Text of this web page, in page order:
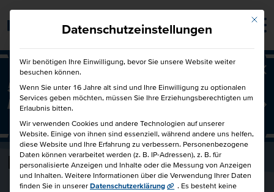
Barrierefrei
50€ für Dich und 50€ für einen
Freund!
Freunde werben Freunde
Ingo Kampka
Mit
Datenschutzeinstellungen
Wir benötigen Ihre Einwilligung, bevor Sie unsere Website weiter
besuchen können.
Wenn Sie unter 16 Jahre alt sind und Ihre Einwilligung zu optionalen
Services geben möchten, müssen Sie Ihre Erziehungsberechtigten um
Erlaubnis bitten.
Wir verwenden Cookies und andere Technologien auf unserer
Website. Einige von ihnen sind essenziell, während andere uns helfen,
diese Website und Ihre Erfahrung zu verbessern. Personenbezogene
Daten können verarbeitet werden (z. B. IP-Adressen), z. B. für
personalisierte Anzeigen und Inhalte oder die Messung von Anzeigen
und Inhalten. Weitere Informationen über die Verwendung Ihrer Daten
finden Sie in unserer Datenschutzerklärung . Es besteht keine